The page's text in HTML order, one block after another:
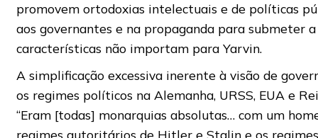
promovem ortodoxias intelectuais e de políticas
aos governantes e na propaganda para submeter
características não importam para Yarvin.
A simplificação excessiva inerente à visão de
os regimes políticos na Alemanha, URSS, EUA e
“Eram [todas] monarquias absolutas… com um
regimes autoritários de Hitler e Stalin e os